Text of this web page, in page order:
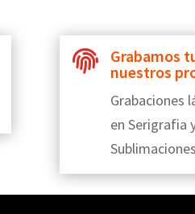

Grabamos
nuestros
Grabaciones
en Serigrafia
Sublimaciones